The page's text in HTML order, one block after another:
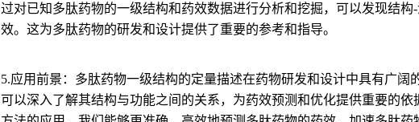
过对已知多肽药物的一级结构和药效数据进行分析和挖掘，可以发现结
效。这为多肽药物的研发和设计提供了重要的参考和指导。
5.应用前景： 多肽药物一级结构的定量描述在药物研发和设计中具有广
可以深入了解其结构与功能之间的关系，为药效预测和优化提供重要的